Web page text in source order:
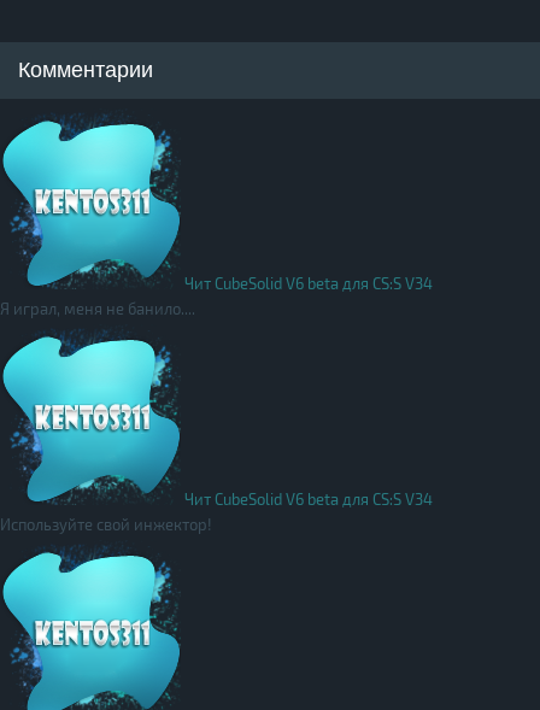
Комментарии
Чит CubeSolid V6 beta для CS:S V34
Я играл, меня не банило....
Чит CubeSolid V6 beta для CS:S V34
Используйте свой инжектор!